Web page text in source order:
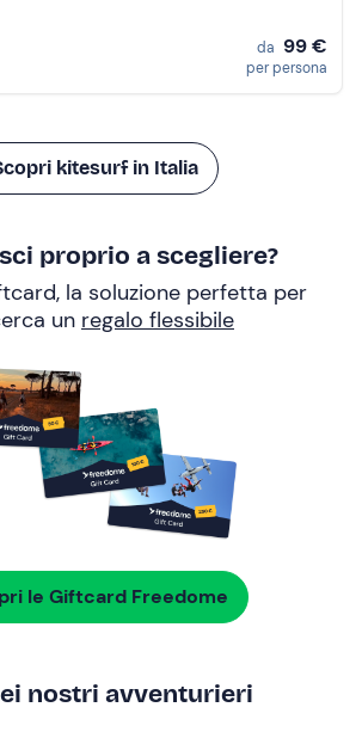
da 99 €
per persona
kitesurf in Italia
proprio a scegliere?
la soluzione perfetta per
un regalo flessibile
le Giftcard Freedome
nostri avventurieri